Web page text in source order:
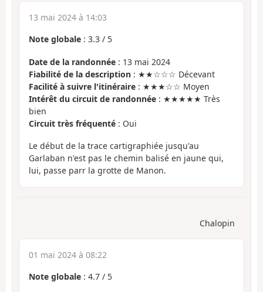
13 mai 2024 à 14:03
Note globale : 3.3 / 5
Date de la randonnée : 13 mai 2024
Fiabilité de la description : ★★☆☆☆ Décevant
Facilité à suivre l'itinéraire : ★★★☆☆ Moyen
Intérêt du circuit de randonnée : ★★★★★ Très
bien
Circuit très fréquenté : Oui
Le début de la trace cartigraphiée jusqu'au
Garlaban n'est pas le chemin balisé en jaune qui,
lui, passe parr la grotte de Manon.
Chalopin
01 mai 2024 à 08:22
Note globale : 4.7 / 5